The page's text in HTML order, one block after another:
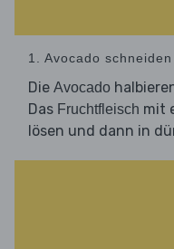
1. Avocado schneiden
Die Avocado
Das Fruchtfleisch mit
lösen und dann in